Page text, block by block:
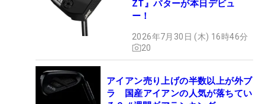
ZT』パターが本日デビュ
ー！
2026年7月30日 (木) 16時46分
20
アイアン売り上げの半数以上が外ブ
ラ 国産アイアンの人気が落ちてい